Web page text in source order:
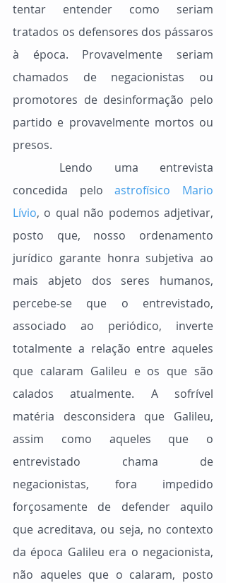
tentar entender como seriam
tratados os defensores dos pássaros
à época. Provavelmente seriam
chamados de negacionistas ou
promotores de desinformação pelo
partido e provavelmente mortos ou
presos.
concedida pelo astrofísico Mario
Lívio, o qual não podemos adjetivar,
posto que, nosso ordenamento
jurídico garante honra subjetiva ao
mais abjeto dos seres humanos,
percebe-se que o entrevistado,
associado ao periódico, inverte
totalmente a relação entre aqueles
que calaram Galileu e os que são
calados atualmente. A sofrível
matéria desconsidera que Galileu,
assim como aqueles que o
entrevistado chama de
negacionistas, fora impedido
forçosamente de defender aquilo
que acreditava, ou seja, no contexto
da época Galileu era o negacionista,
não aqueles que o calaram, posto